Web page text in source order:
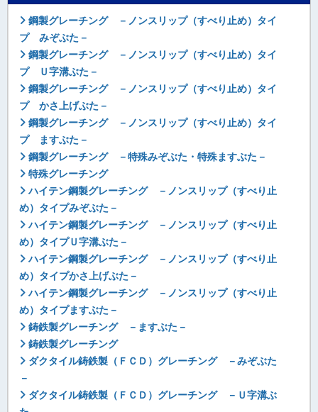
鋼製グレーチング －ノンスリップ（すべり止め）タイ
プ みぞぶた－
鋼製グレーチング －ノンスリップ（すべり止め）タイ
プ Ｕ字溝ぶた－
鋼製グレーチング －ノンスリップ（すべり止め）タイ
プ かさ上げぶた－
鋼製グレーチング －ノンスリップ（すべり止め）タイ
プ ますぶた－
鋼製グレーチング －特殊みぞぶた・特殊ますぶた－
特殊グレーチング
ハイテン鋼製グレーチング －ノンスリップ（すべり止
め）タイプみぞぶた－
ハイテン鋼製グレーチング －ノンスリップ（すべり止
め）タイプＵ字溝ぶた－
ハイテン鋼製グレーチング －ノンスリップ（すべり止
め）タイプかさ上げぶた－
ハイテン鋼製グレーチング －ノンスリップ（すべり止
め）タイプますぶた－
鋳鉄製グレーチング －ますぶた－
鋳鉄製グレーチング
ダクタイル鋳鉄製（ＦＣＤ）グレーチング －みぞぶた
－
ダクタイル鋳鉄製（ＦＣＤ）グレーチング －Ｕ字溝ぶ